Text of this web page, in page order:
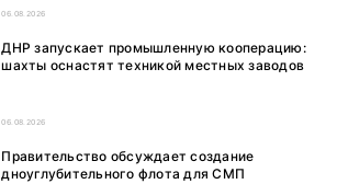
06.08.2026
ДНР запускает промышленную кооперацию:
шахты оснастят техникой местных заводов
06.08.2026
Правительство обсуждает создание
дноуглубительного флота для СМП